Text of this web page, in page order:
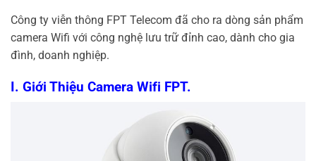
Công ty viễn thông FPT Telecom đã cho ra dòng sản phẩm
camera Wifi với công nghệ lưu trữ đỉnh cao, dành cho gia
đình, doanh nghiệp.
I. Giới Thiệu Camera Wifi FPT.